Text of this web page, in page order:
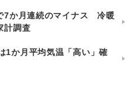
7か月連続のマイナス 冷暖
計調査
か月平均気温「高い」確